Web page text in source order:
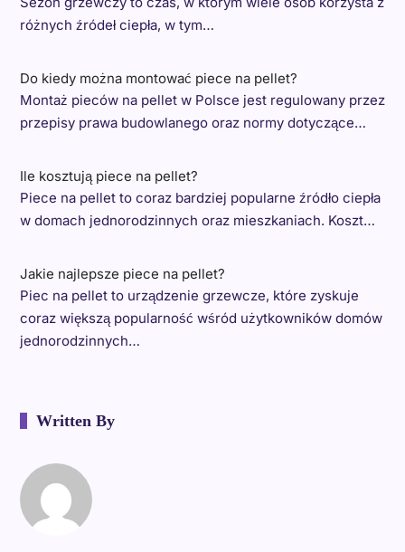
różnych źródeł ciepła, w tym…
Do kiedy można montować piece na pellet?
Montaż pieców na pellet w Polsce jest regulowany przez
przepisy prawa budowlanego oraz normy dotyczące…
Ile kosztują piece na pellet?
Piece na pellet to coraz bardziej popularne źródło ciepła
w domach jednorodzinnych oraz mieszkaniach. Koszt…
Jakie najlepsze piece na pellet?
Piec na pellet to urządzenie grzewcze, które zyskuje
coraz większą popularność wśród użytkowników domów
jednorodzinnych…
Written By